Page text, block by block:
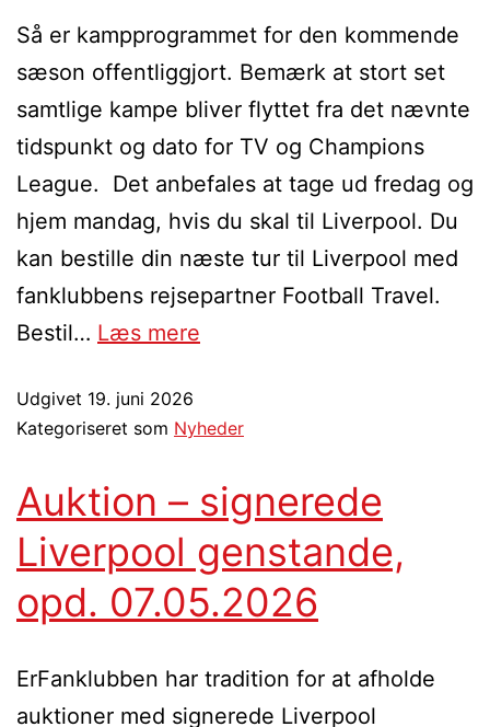
Så er kampprogrammet for den kommende
sæson offentliggjort. Bemærk at stort set
samtlige kampe bliver flyttet fra det nævnte
tidspunkt og dato for TV og Champions
League. Det anbefales at tage ud fredag og
hjem mandag, hvis du skal til Liverpool. Du
kan bestille din næste tur til Liverpool med
fanklubbens rejsepartner Football Travel.
Bestil… Læs mere
Udgivet 19. juni 2026
Kategoriseret som Nyheder
Auktion – signerede
Liverpool genstande,
opd. 07.05.2026
ErFanklubben har tradition for at afholde
auktioner med signerede Liverpool